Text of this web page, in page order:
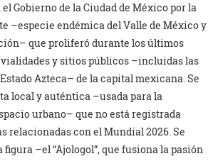
Gobierno de la Ciudad de México por la
–especie endémica del Valle de México y
que proliferó durante los últimos
y sitios públicos –incluidas las
Azteca– de la capital mexicana. Se
local y auténtica –usada para la
urbano– que no está registrada
relacionadas con el Mundial 2026. Se
–el “Ajologol”, que fusiona la pasión